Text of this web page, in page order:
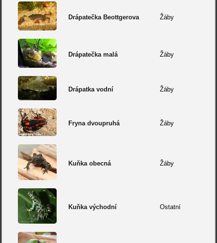
Drápatečka Beottgerova Žáby
Drápatečka malá Žáby
Drápatka vodní Žáby
Fryna dvoupruhá Žáby
Kuňka obecná Žáby
Kuňka východní Ostatní